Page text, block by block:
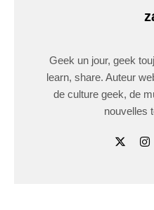
Geek un jour, geek
learn, share. Auteur
de culture geek, de
nouvelles